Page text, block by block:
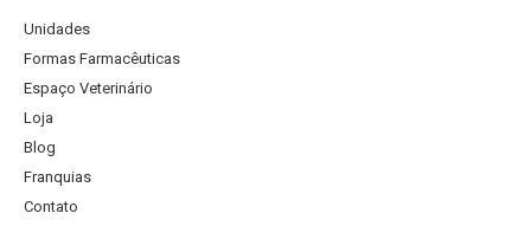
Unidades
Formas Farmacêuticas
Espaço Veterinário
Loja
Blog
Franquias
Contato